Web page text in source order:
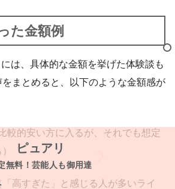
た金額例
は、具体的な金額を挙げた体験談も
まとめると、以下のような金額感が
較的安い方に入るが、それでも想定
「高すぎた」と感じる人が多いライ
ピュアリ
無料！芸能人も御用達